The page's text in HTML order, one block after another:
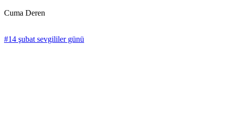
Cuma Deren
#14 şubat sevgililer günü